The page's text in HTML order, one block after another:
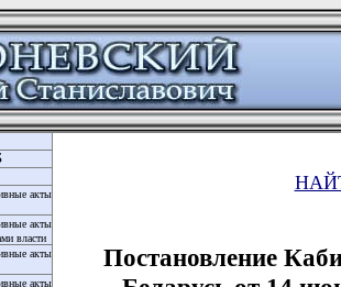
акты
акты
власти
акты
акты
Постановление